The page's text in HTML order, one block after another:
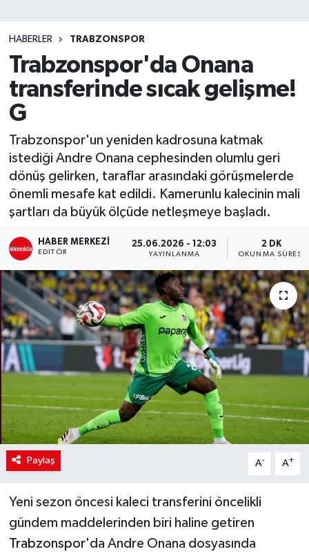
HABERLER TRABZONSPOR
Trabzonspor'da Onana
transferinde sıcak gelişme!
G
Trabzonspor'un yeniden kadrosuna katmak
istediği Andre Onana cephesinden olumlu geri
dönüş gelirken, taraflar arasındaki görüşmelerde
önemli mesafe kat edildi. Kamerunlu kalecinin mali
şartları da büyük ölçüde netleşmeye başladı.
HABER MERKEZI
EDITÖR
25.06.2026 - 12:03
YAYINLANMA
2 DK
OKUNMA SÜRESI
Paylaş A- A+
Yeni sezon öncesi kaleci transferini öncelikli
gündem maddelerinden biri haline getiren
Trabzonspor'da Andre Onana dosyasında
Teknoloji
TRABZON
Yaşam